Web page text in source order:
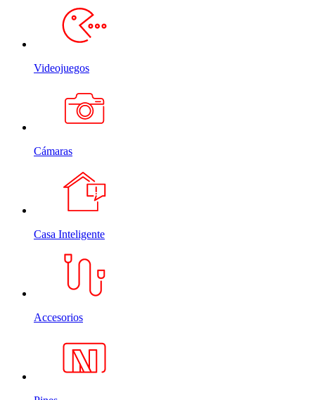
Videojuegos
Cámaras
Casa Inteligente
Accesorios